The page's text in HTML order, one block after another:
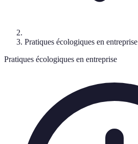
Pratiques écologiques en entreprise
Pratiques écologiques en entreprise